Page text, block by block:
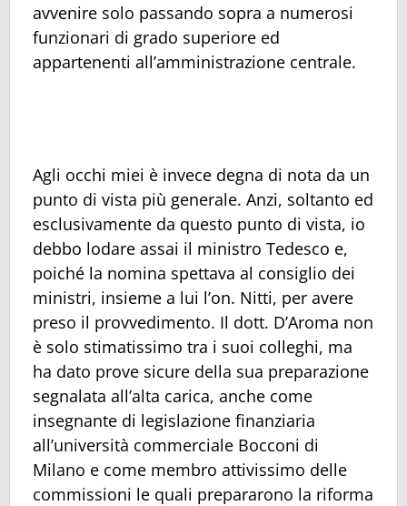
avvenire solo passando sopra a numerosi
funzionari di grado superiore ed
appartenenti all’amministrazione centrale.
Agli occhi miei è invece degna di nota da un
punto di vista più generale. Anzi, soltanto ed
esclusivamente da questo punto di vista, io
debbo lodare assai il ministro Tedesco e,
poiché la nomina spettava al consiglio dei
ministri, insieme a lui l’on. Nitti, per avere
preso il provvedimento. Il dott. D’Aroma non
è solo stimatissimo tra i suoi colleghi, ma
ha dato prove sicure della sua preparazione
segnalata all’alta carica, anche come
insegnante di legislazione finanziaria
all’università commerciale Bocconi di
Milano e come membro attivissimo delle
commissioni le quali prepararono la riforma